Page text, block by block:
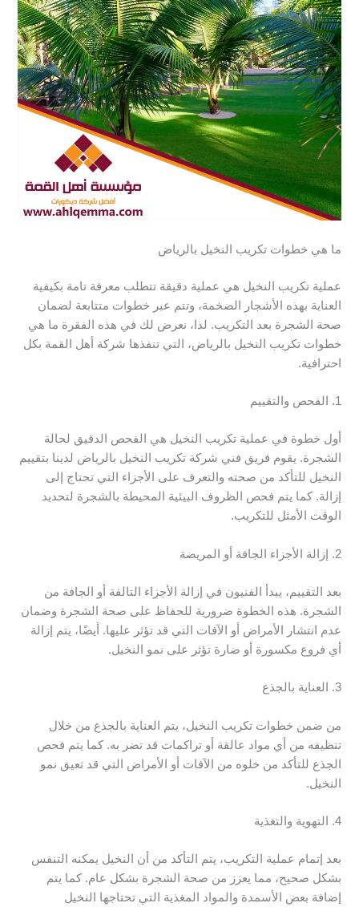
ما هي خطوات تكريب النخيل بالرياض
عملية تكريب النخيل هي عملية دقيقة تتطلب معرفة تامة بكيفية
العناية بهذه الأشجار الضخمة، وتتم عبر خطوات متتابعة لضمان
صحة الشجرة بعد التكريب. لذا، نعرض لك في هذه الفقرة ما هي
خطوات تكريب النخيل بالرياض، التي تنفذها شركة أهل القمة بكل
احترافية.
1. الفحص والتقييم
أول خطوة في عملية تكريب النخيل هي الفحص الدقيق لحالة
الشجرة. يقوم فريق فني شركة تكريب النخيل بالرياض لدينا بتقييم
النخيل للتأكد من صحته والتعرف على الأجزاء التي تحتاج إلى
إزالة. كما يتم فحص الظروف البيئية المحيطة بالشجرة لتحديد
الوقت الأمثل للتكريب.
2. إزالة الأجزاء الجافة أو المريضة
بعد التقييم، يبدأ الفنيون في إزالة الأجزاء التالفة أو الجافة من
الشجرة. هذه الخطوة ضرورية للحفاظ على صحة الشجرة وضمان
عدم انتشار الأمراض أو الآفات التي قد تؤثر عليها. أيضًا، يتم إزالة
أي فروع مكسورة أو ضارة تؤثر على نمو النخيل.
3. العناية بالجذع
من ضمن خطوات تكريب النخيل، يتم العناية بالجذع من خلال
تنظيفه من أي مواد عالقة أو تراكمات قد تضر به. كما يتم فحص
الجذع للتأكد من خلوه من الآفات أو الأمراض التي قد تعيق نمو
النخيل.
4. التهوية والتغذية
بعد إتمام عملية التكريب، يتم التأكد من أن النخيل يمكنه التنفس
بشكل صحيح، مما يعزز من صحة الشجرة بشكل عام. كما يتم
إضافة بعض الأسمدة والمواد المغذية التي تحتاجها النخيل